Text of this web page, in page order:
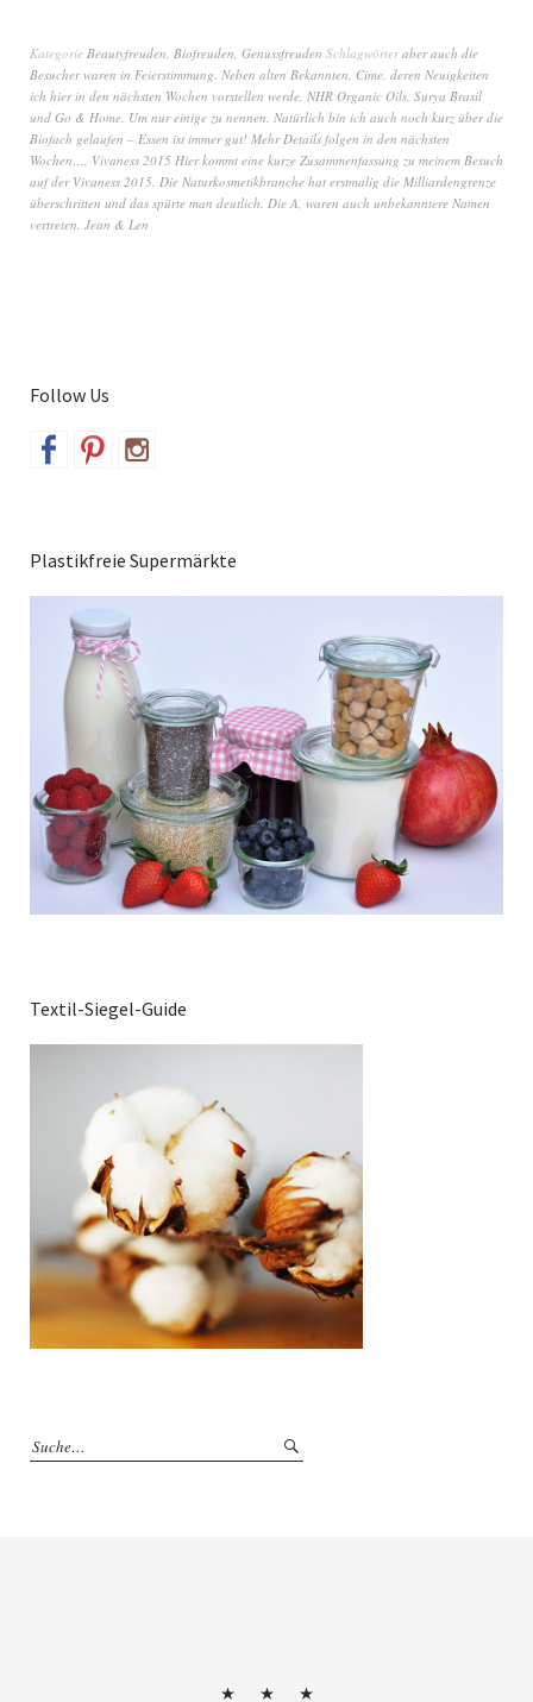
Kategorie Beautyfreuden, Biofreuden, Genussfreuden Schlagwörteraber auch die
Besucher waren in Feierstimmung. Neben alten Bekannten, Cime, deren Neuigkeiten
ich hier in den nächsten Wochen vorstellen werde, NHR Organic Oils, Surya Brasil
und Go & Home. Um nur einige zu nennen. Natürlich bin ich auch noch kurz über die
Biofach gelaufen – Essen ist immer gut! Mehr Details folgen in den nächsten
Wochen…, Vivaness 2015 Hier kommt eine kurze Zusammenfassung zu meinem Besuch
auf der Vivaness 2015. Die Naturkosmetikbranche hat erstmalig die Milliardengrenze
überschritten und das spürte man deutlich. Die A, waren auch unbekanntere Namen
vertreten. Jean & Len
Follow Us
Plastikfreie Supermärkte
Textil-Siegel-Guide